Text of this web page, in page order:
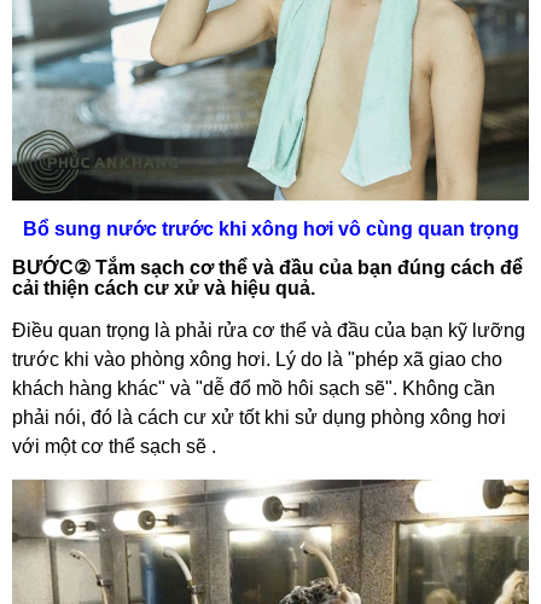
Bổ sung nước trước khi xông hơi vô cùng quan trọng
BƯỚC② Tắm sạch cơ thể và đầu của bạn đúng cách để
cải thiện cách cư xử và hiệu quả.
Điều quan trọng là phải rửa cơ thể và đầu của bạn kỹ lưỡng
trước khi vào phòng xông hơi. Lý do là "phép xã giao cho
khách hàng khác" và "dễ đổ mồ hôi sạch sẽ". Không cần
phải nói, đó là cách cư xử tốt khi sử dụng phòng xông hơi
với một cơ thể sạch sẽ .